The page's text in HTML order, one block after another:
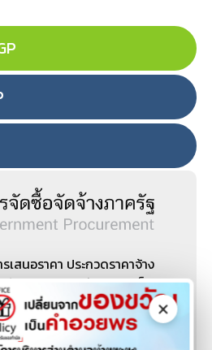
เสนอราคา ประกวดราคาจ้าง
ร้างถนนคอนกรีตเสริมเหล็ก
รหัสทางหลวงท้องถิ่น
ประกวดราคาอิเล็กทรอนิกส์